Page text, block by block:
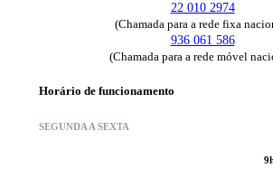
22 010 2974
(Chamada para a rede fixa
936 061 586
(Chamada para a rede móvel
Horário de funcionamento
SEGUNDA A SEXTA